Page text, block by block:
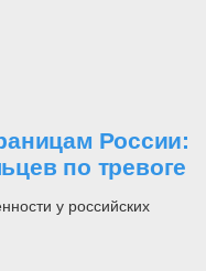
России:
по тревоге
у российских